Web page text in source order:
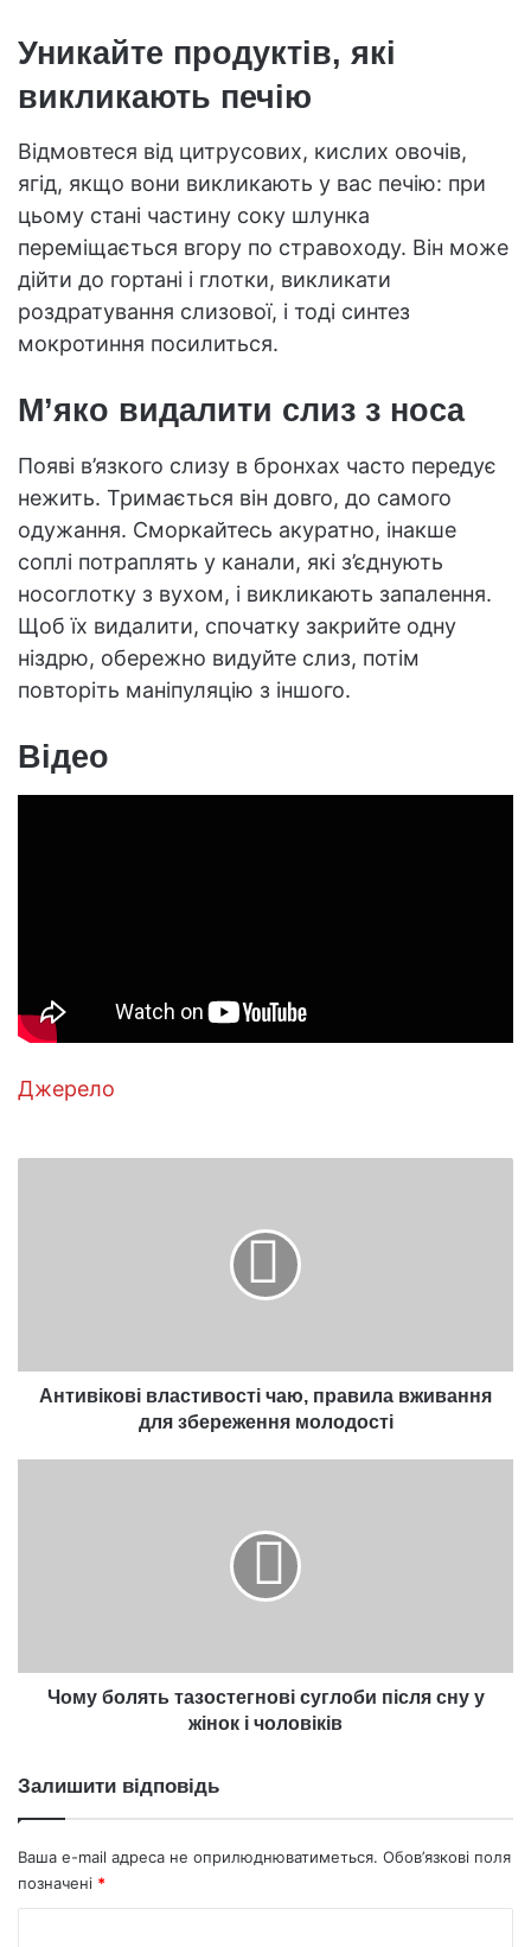
Уникайте продуктів, які
викликають печію
Відмовтеся від цитрусових, кислих овочів,
ягід, якщо вони викликають у вас печію: при
цьому стані частину соку шлунка
переміщається вгору по стравоходу. Він може
дійти до гортані і глотки, викликати
роздратування слизової, і тоді синтез
мокротиння посилиться.
М’яко видалити слиз з носа
Появі в’язкого слизу в бронхах часто передує
нежить. Тримається він довго, до самого
одужання. Сморкайтесь акуратно, інакше
соплі потраплять у канали, які з’єднують
носоглотку з вухом, і викликають запалення.
Щоб їх видалити, спочатку закрийте одну
ніздрю, обережно видуйте слиз, потім
повторіть маніпуляцію з іншого.
Відео
Джерело
Антивікові властивості чаю, правила вживання
для збереження молодості
і
чоловіків
Чому болять тазостегнові суглоби після сну у
жінок і чоловіків
Залишити відповідь
Ваша e-mail адреса не оприлюднюватиметься. Обов’язкові поля
позначені *